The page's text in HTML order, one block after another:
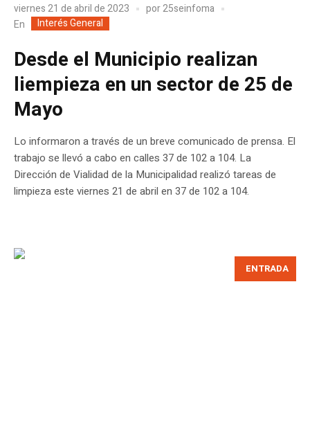
viernes 21 de abril de 2023 por25seinfoma
En
Interés General
Desde el Municipio realizan
liempieza en un sector de 25 de
Mayo
Lo informaron a través de un breve comunicado de prensa. El
trabajo se llevó a cabo en calles 37 de 102 a 104. La
Dirección de Vialidad de la Municipalidad realizó tareas de
limpieza este viernes 21 de abril en 37 de 102 a 104.
ENTRADA